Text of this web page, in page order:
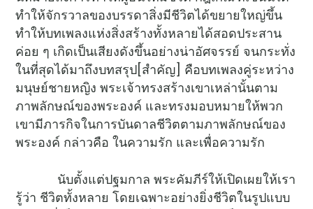
ทำให้จักรวาลของบรรดาสิ่งมีชีวิตได้ขยายใหญ่ขึ้น
ทำให้บทเพลงแห่งสิ่งสร้างทั้งหลายได้สอดประสาน
ค่อย ๆ เกิดเป็นเสียงดังขึ้นอย่างน่าอัศจรรย์ จนกระทั่ง
ในที่สุดได้มาถึงบทสรุป[สำคัญ] คือบทเพลงคู่ระหว่าง
มนุษย์ชายหญิง พระเจ้าทรงสร้างเขาเหล่านั้นตาม
ภาพลักษณ์ของพระองค์ และทรงมอบหมายให้พวก
เขามีภารกิจในการบันดาลชีวิตตามภาพลักษณ์ของ
พระองค์ กล่าวคือ ในความรัก และเพื่อความรัก
นับตั้งแต่ปฐมกาล พระคัมภีร์ให้เปิดเผยให้เรา
รู้ว่า ชีวิตทั้งหลาย โดยเฉพาะอย่างยิ่งชีวิตในรูปแบบ